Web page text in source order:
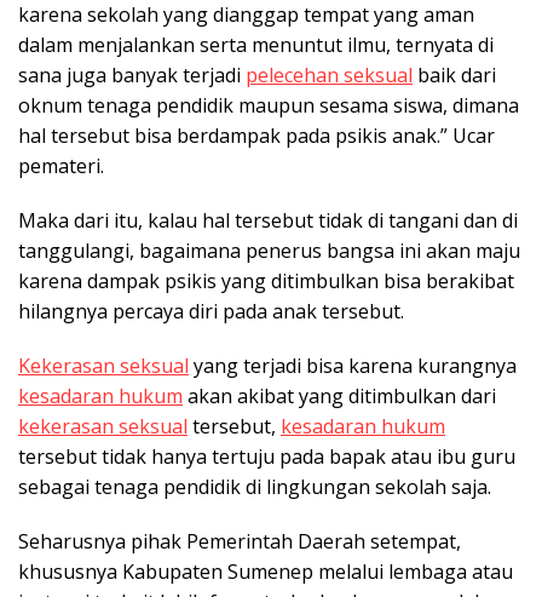
karena sekolah yang dianggap tempat yang aman
dalam menjalankan serta menuntut ilmu, ternyata di
sana juga banyak terjadi pelecehan seksual baik dari
oknum tenaga pendidik maupun sesama siswa, dimana
hal tersebut bisa berdampak pada psikis anak.” Ucar
pemateri.
Maka dari itu, kalau hal tersebut tidak di tangani dan di
tanggulangi, bagaimana penerus bangsa ini akan maju
karena dampak psikis yang ditimbulkan bisa berakibat
hilangnya percaya diri pada anak tersebut.
Kekerasan seksual yang terjadi bisa karena kurangnya
kesadaran hukum akan akibat yang ditimbulkan dari
kekerasan seksual tersebut, kesadaran hukum
tersebut tidak hanya tertuju pada bapak atau ibu guru
sebagai tenaga pendidik di lingkungan sekolah saja.
Seharusnya pihak Pemerintah Daerah setempat,
khususnya Kabupaten Sumenep melalui lembaga atau